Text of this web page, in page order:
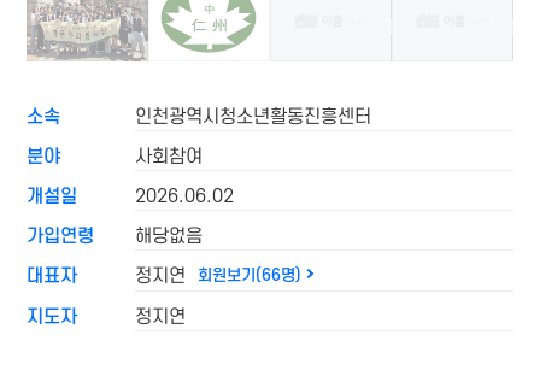
소속
인천광역시청소년활동진흥센터
분야
사회참여
개설일
2026.06.02
가입연령
해당없음
대표자
정지연 회원보기(66명)
지도자 정지연